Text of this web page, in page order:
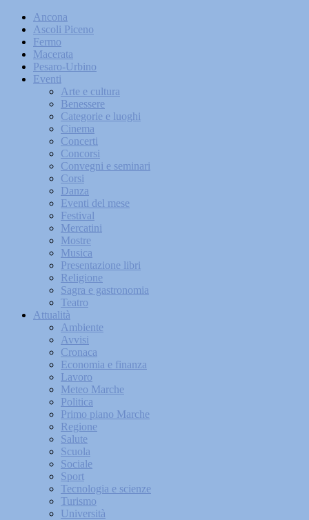
Ancona
Ascoli Piceno
Fermo
Macerata
Pesaro-Urbino
Eventi
Arte e cultura
Benessere
Categorie e luoghi
Cinema
Concerti
Concorsi
Convegni e seminari
Corsi
Danza
Eventi del mese
Festival
Mercatini
Mostre
Musica
Presentazione libri
Religione
Sagra e gastronomia
Teatro
Attualità
Ambiente
Avvisi
Cronaca
Economia e finanza
Lavoro
Meteo Marche
Politica
Primo piano Marche
Regione
Salute
Scuola
Sociale
Sport
Tecnologia e scienze
Turismo
Università